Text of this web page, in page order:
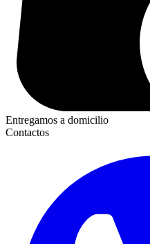
Entregamos a domicilio
Contactos